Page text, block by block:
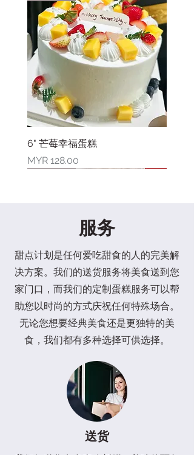
6" 芒莓幸福蛋糕
價格
MYR 128.00
6" 莓满幸福蛋糕
價格
MYR 128.00
4" 草莓开心果巴斯克芝士蛋糕
價格
MYR 48.00
6" 草莓开心果巴斯克芝士蛋糕
價格
MYR 88.00
母亲节限量礼盒
一般價格
MYR 108.00促銷價格
MYR 88.00
8"水果花束蛋糕
價格
MYR 168.00
4" 芒果蓝莓花漾蛋糕
價格
MYR 68.00
2" 小熊三宝蛋糕
價格
MYR 88.00
6"爸爸王座蛋糕
價格
MYR 128.00
6寸爸爸奖状蛋糕
價格
MYR 108.00
6"香印葡萄蛋糕
價格
MYR 128.00
6" 向日葵花蛋糕
價格
MYR 128.00
6"康乃馨花束蛋糕
一般價格
MYR 128.00促銷價格
MYR 118.00
六六大顺礼盒 (素食)
價格
MYR 142.00
六六大顺礼盒
價格
MYR 128.00
喜乐套装(素食)
價格
MYR 42.00
服务
甜点计划是任何爱吃甜食的人的完美解
决方案。我们的送货服务将美食送到您
家门口，而我们的定制蛋糕服务可以帮
助您以时尚的方式庆祝任何特殊场合。
无论您想要经典美食还是更独特的美
食，我们都有多种选择可供选择。
送货